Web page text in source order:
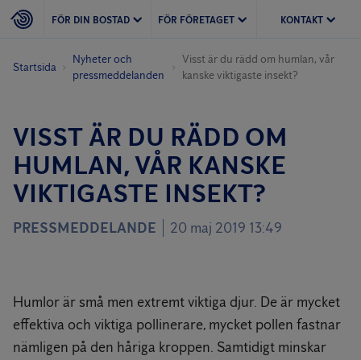
FÖR DIN BOSTAD FÖR FÖRETAGET KONTAKT
Startsida
Nyheter och
pressmeddelanden
Visst är du rädd om humlan, vår
kanske viktigaste insekt?
VISST ÄR DU RÄDD OM
HUMLAN, VÅR KANSKE
VIKTIGASTE INSEKT?
PRESSMEDDELANDE 20 maj 2019 13:49
Humlor är små men extremt viktiga djur. De är mycket
effektiva och viktiga pollinerare, mycket pollen fastnar
nämligen på den håriga kroppen. Samtidigt minskar